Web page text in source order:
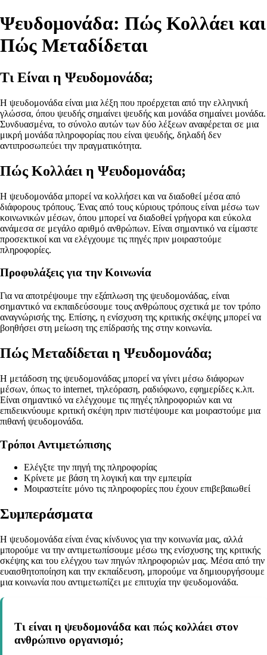
Ψευδομονάδα: Πώς Κολλάει και
Πώς Μεταδίδεται
Τι Είναι η Ψευδομονάδα;
Η ψευδομονάδα είναι μια λέξη που προέρχεται από την ελληνική
γλώσσα, όπου ψευδής σημαίνει ψευδής και μονάδα σημαίνει μονάδα.
Συνδυασμένα, το σύνολο αυτών των δύο λέξεων αναφέρεται σε μια
μικρή μονάδα πληροφορίας που είναι ψευδής, δηλαδή δεν
αντιπροσωπεύει την πραγματικότητα.
Πώς Κολλάει η Ψευδομονάδα;
Η ψευδομονάδα μπορεί να κολλήσει και να διαδοθεί μέσα από
διάφορους τρόπους. Ένας από τους κύριους τρόπους είναι μέσω των
κοινωνικών μέσων, όπου μπορεί να διαδοθεί γρήγορα και εύκολα
ανάμεσα σε μεγάλο αριθμό ανθρώπων. Είναι σημαντικό να είμαστε
προσεκτικοί και να ελέγχουμε τις πηγές πριν μοιραστούμε
πληροφορίες.
Προφυλάξεις για την Κοινωνία
Για να αποτρέψουμε την εξάπλωση της ψευδομονάδας, είναι
σημαντικό να εκπαιδεύσουμε τους ανθρώπους σχετικά με τον τρόπο
αναγνώρισής της. Επίσης, η ενίσχυση της κριτικής σκέψης μπορεί να
βοηθήσει στη μείωση της επίδρασής της στην κοινωνία.
Πώς Μεταδίδεται η Ψευδομονάδα;
Η μετάδοση της ψευδομονάδας μπορεί να γίνει μέσω διάφορων
μέσων, όπως το internet, τηλεόραση, ραδιόφωνο, εφημερίδες κ.λπ.
Είναι σημαντικό να ελέγχουμε τις πηγές πληροφοριών και να
επιδεικνύουμε κριτική σκέψη πριν πιστέψουμε και μοιραστούμε μια
πιθανή ψευδομονάδα.
Τρόποι Αντιμετώπισης
Ελέγξτε την πηγή της πληροφορίας
Κρίνετε με βάση τη λογική και την εμπειρία
Μοιραστείτε μόνο τις πληροφορίες που έχουν επιβεβαιωθεί
Συμπεράσματα
Η ψευδομονάδα είναι ένας κίνδυνος για την κοινωνία μας, αλλά
μπορούμε να την αντιμετωπίσουμε μέσω της ενίσχυσης της κριτικής
σκέψης και του ελέγχου των πηγών πληροφοριών μας. Μέσα από την
ευαισθητοποίηση και την εκπαίδευση, μπορούμε να δημιουργήσουμε
μια κοινωνία που αντιμετωπίζει με επιτυχία την ψευδομονάδα.
Τι είναι η ψευδομονάδα και πώς κολλάει στον
ανθρώπινο οργανισμό;